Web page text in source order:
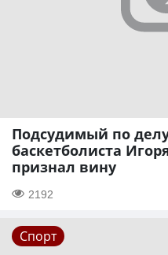
Подсудимый по
баскетболиста
признал вину
2192
Спорт